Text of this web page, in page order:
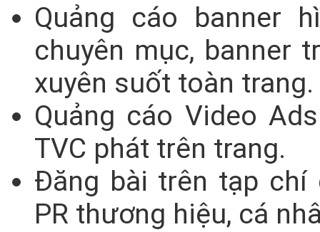
Quảng cáo banner
chuyên mục, banner
xuyên suốt toàn trang.
Quảng cáo Video
TVC phát trên trang.
Đăng bài trên tạp chí
PR thương hiệu, cá